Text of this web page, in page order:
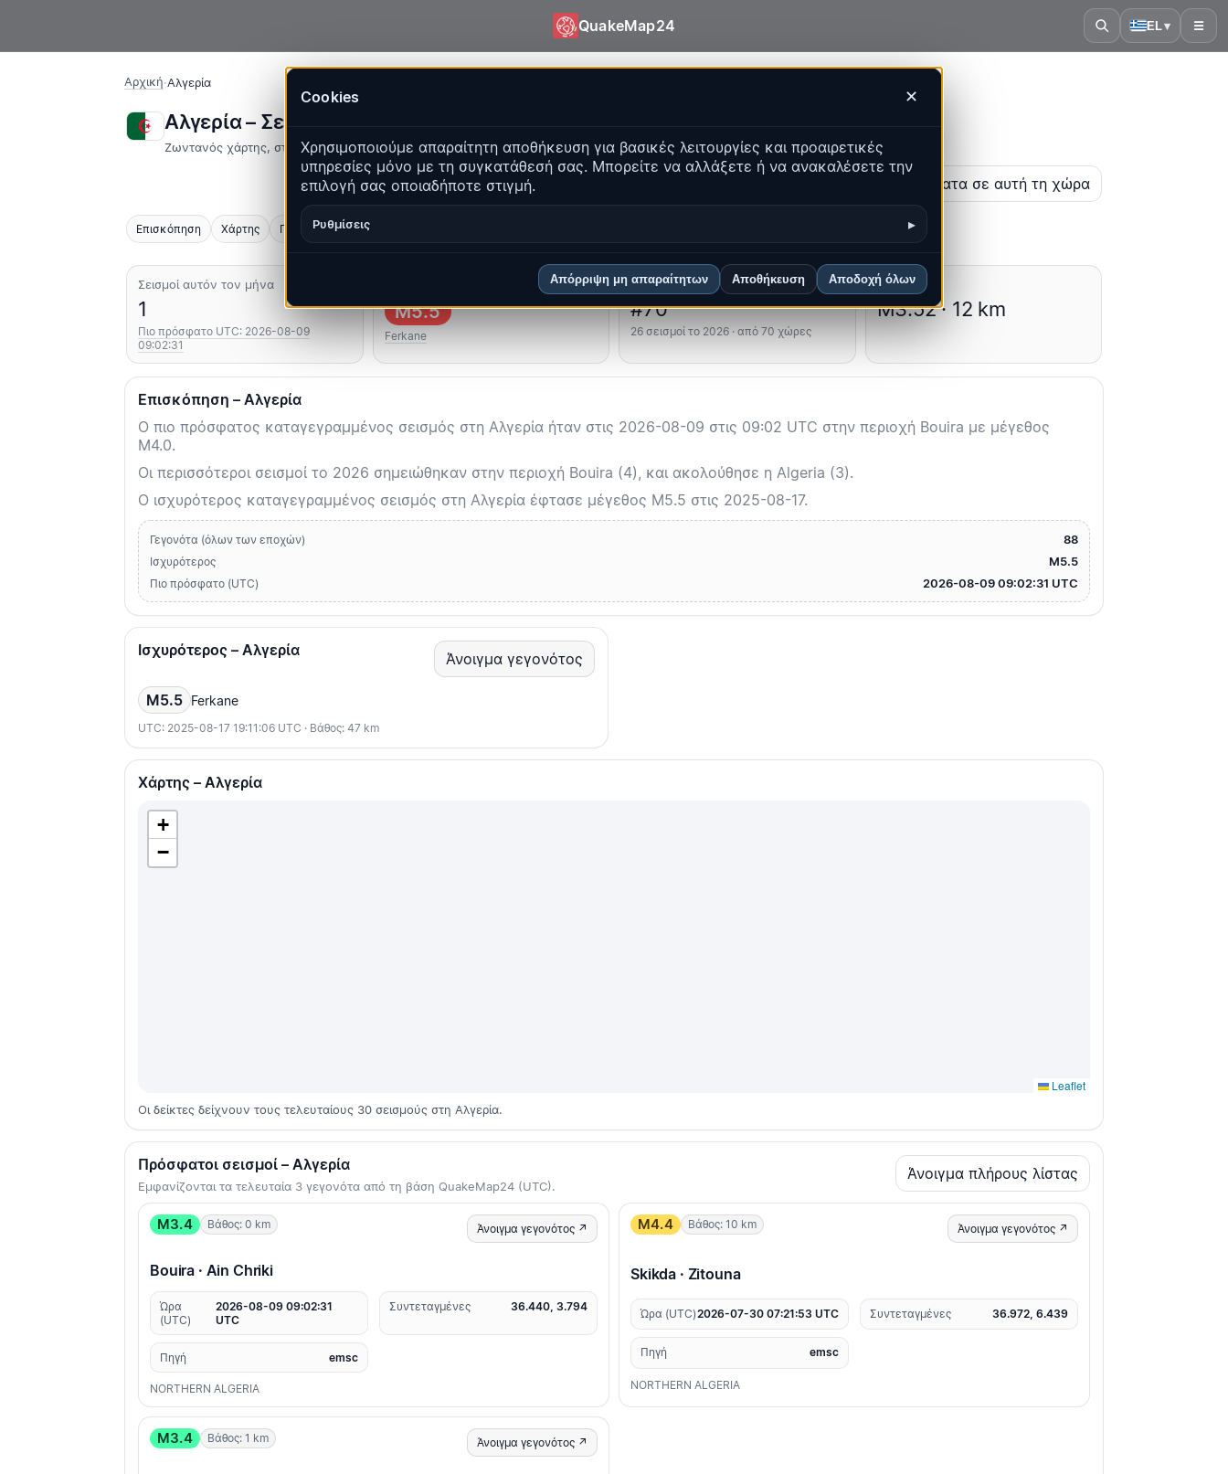
QuakeMap24 EL▾ ☰
Cookies ✕
Χρησιμοποιούμε απαραίτητη αποθήκευση για βασικές λειτουργίες και προαιρετικές
υπηρεσίες μόνο με τη συγκατάθεσή σας. Μπορείτε να αλλάξετε ή να ανακαλέσετε την
επιλογή σας οποιαδήποτε στιγμή.
Ρυθμίσεις ▸
Απόρριψη μη απαραίτητων Αποθήκευση Αποδοχή όλων
Αρχική·Αλγερία
Αλγερία – Σεισμοί | QuakeMap24
Ζωντανός χάρτης, στατιστικά και πρόσφατα γεγονότα
Τα πιο πρόσφατα σε αυτή τη χώρα
Επισκόπηση Χάρτης Πρόσφατα Γραφήματα
Σεισμοί αυτόν τον μήνα
1
Πιο πρόσφατο UTC: 2026-08-09
09:02:31
M5.5
Ferkane
Κατάταξη χώρας
#70
26 σεισμοί το 2026 · από 70 χώρες
Μέσοι όροι
M3.52 · 12 km
Επισκόπηση – Αλγερία
Ο πιο πρόσφατος καταγεγραμμένος σεισμός στη Αλγερία ήταν στις 2026-08-09 στις 09:02 UTC στην περιοχή Bouira με μέγεθος
M4.0.
Οι περισσότεροι σεισμοί το 2026 σημειώθηκαν στην περιοχή Bouira (4), και ακολούθησε η Algeria (3).
Ο ισχυρότερος καταγεγραμμένος σεισμός στη Αλγερία έφτασε μέγεθος M5.5 στις 2025-08-17.
Γεγονότα (όλων των εποχών) 88
Ισχυρότερος M5.5
Πιο πρόσφατο (UTC) 2026-08-09 09:02:31 UTC
Ισχυρότερος – Αλγερία Άνοιγμα γεγονότος
M5.5 Ferkane
UTC: 2025-08-17 19:11:06 UTC · Βάθος: 47 km
Χάρτης – Αλγερία
+
−
Leaflet
Οι δείκτες δείχνουν τους τελευταίους 30 σεισμούς στη Αλγερία.
Πρόσφατοι σεισμοί – Αλγερία
Εμφανίζονται τα τελευταία 3 γεγονότα από τη βάση QuakeMap24 (UTC).
Άνοιγμα πλήρους λίστας
M3.4 Βάθος: 0 km Άνοιγμα γεγονότος ↗
Bouira · Ain Chriki
Ώρα
(UTC)
2026-08-09 09:02:31
UTC
Συντεταγμένες 36.440, 3.794
Πηγή emsc
NORTHERN ALGERIA
M4.4 Βάθος: 10 km Άνοιγμα γεγονότος ↗
Skikda · Zitouna
Ώρα (UTC)2026-07-30 07:21:53 UTC Συντεταγμένες 36.972, 6.439
Πηγή emsc
NORTHERN ALGERIA
M3.4 Βάθος: 1 km Άνοιγμα γεγονότος ↗